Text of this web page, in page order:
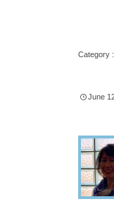
Category :
June